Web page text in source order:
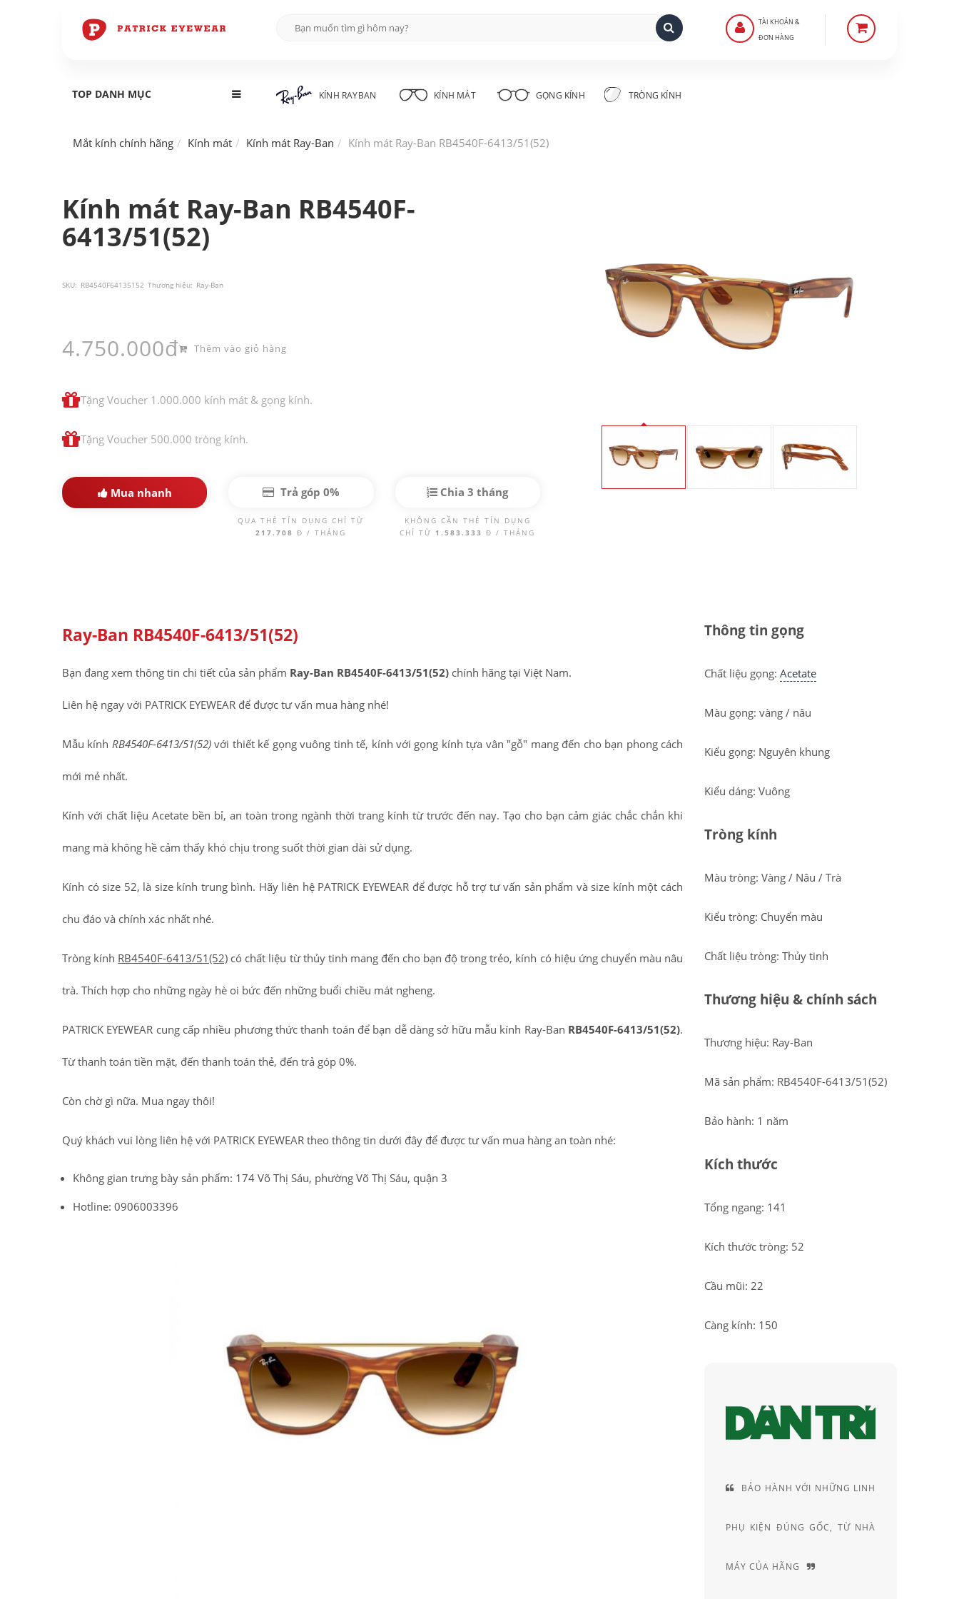
TÀI KHOẢN &
ĐƠN HÀNG
TOP DANH MỤC KÍNH RAYBAN KÍNH MÁT GỌNG KÍNH TRÒNG KÍNH
Mắt kính chính hãng Kính mát Kính mát Ray-Ban Kính mát Ray-Ban RB4540F-6413/51(52)
Kính mát Ray-Ban RB4540F-
6413/51(52)
SKU: RB4540F64135152 Thương hiệu: Ray-Ban
4.750.000đ Thêm vào giỏ hàng
Tặng Voucher 1.000.000 kính mát & gọng kính.
Tặng Voucher 500.000 tròng kính.
Mua nhanh Trả góp 0%
QUA THẺ TÍN DỤNG CHỈ TỪ
217.708Đ / THÁNG
Chia 3 tháng
KHÔNG CẦN THẺ TÍN DỤNG
CHỈ TỪ 1.583.333Đ / THÁNG
Ray-Ban RB4540F-6413/51(52)
Bạn đang xem thông tin chi tiết của sản phẩm Ray-Ban RB4540F-6413/51(52) chính hãng tại Việt Nam.
Liên hệ ngay với PATRICK EYEWEAR để được tư vấn mua hàng nhé!
Mẫu kính RB4540F-6413/51(52)với thiết kế gọng vuông tinh tế, kính với gọng kính tựa vân "gỗ" mang đến cho bạn phong cách
mới mẻ nhất.
Kính với chất liệu Acetate bền bỉ, an toàn trong ngành thời trang kính từ trước đến nay. Tạo cho bạn cảm giác chắc chắn khi
mang mà không hề cảm thấy khó chịu trong suốt thời gian dài sử dụng.
Kính có size 52, là size kính trung bình. Hãy liên hệ PATRICK EYEWEAR để được hỗ trợ tư vấn sản phẩm và size kính một cách
chu đáo và chính xác nhất nhé.
Tròng kính RB4540F-6413/51(52) có chất liệu từ thủy tinh mang đến cho bạn độ trong trẻo, kính có hiệu ứng chuyển màu nâu
trà. Thích hợp cho những ngày hè oi bức đến những buổi chiều mát ngheng.
PATRICK EYEWEAR cung cấp nhiều phương thức thanh toán để bạn dễ dàng sở hữu mẫu kính Ray-Ban RB4540F-6413/51(52).
Từ thanh toán tiền mặt, đến thanh toán thẻ, đến trả góp 0%.
Còn chờ gì nữa. Mua ngay thôi!
Quý khách vui lòng liên hệ với PATRICK EYEWEAR theo thông tin dưới đây để được tư vấn mua hàng an toàn nhé:
Không gian trưng bày sản phẩm: 174 Võ Thị Sáu, phường Võ Thị Sáu, quận 3
Hotline: 0906003396
Thông tin gọng
Chất liệu gọng: Acetate
Màu gọng: vàng / nâu
Kiểu gọng: Nguyên khung
Kiểu dáng: Vuông
Tròng kính
Màu tròng: Vàng / Nâu / Trà
Kiểu tròng: Chuyển màu
Chất liệu tròng: Thủy tinh
Thương hiệu & chính sách
Thương hiệu: Ray-Ban
Mã sản phẩm: RB4540F-6413/51(52)
Bảo hành: 1 năm
Kích thước
Tổng ngang: 141
Kích thước tròng: 52
Cầu mũi: 22
Càng kính: 150
BẢO HÀNH VỚI NHỮNG LINH
PHỤ KIỆN ĐÚNG GỐC, TỪ NHÀ
CUNG CÁCH TƯ VẤN RẤT
RIÊNG, ĐẦY AM HIỂU VÀ
CHUYÊN SÂU